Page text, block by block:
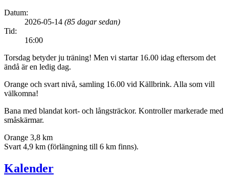
Datum:
2026-05-14 (85 dagar sedan)
Tid:
16:00
Torsdag betyder ju träning! Men vi startar 16.00 idag eftersom det
ändå är en ledig dag.
Orange och svart nivå, samling 16.00 vid Källbrink. Alla som vill
välkomna!
Bana med blandat kort- och långsträckor. Kontroller markerade med
småskärmar.
Orange 3,8 km
Svart 4,9 km (förlängning till 6 km finns).
Kalender